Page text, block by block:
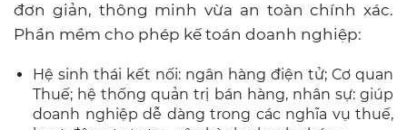
đơn giản, thông minh vừa an toàn chính xác.
Phần mềm cho phép kế toán doanh nghiệp:
Hệ sinh thái kết nối: ngân hàng điện tử; Cơ quan
Thuế; hệ thống quản trị bán hàng, nhân sự: giúp
doanh nghiệp dễ dàng trong các nghĩa vụ thuế,